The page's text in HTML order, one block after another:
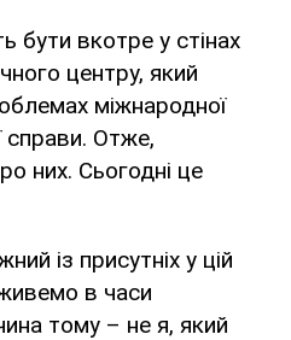
бути вкотре у стінах
центру, який
міжнародної
справи. Отже,
них. Сьогодні це
із присутніх у цій
в часи
тому – не я, який